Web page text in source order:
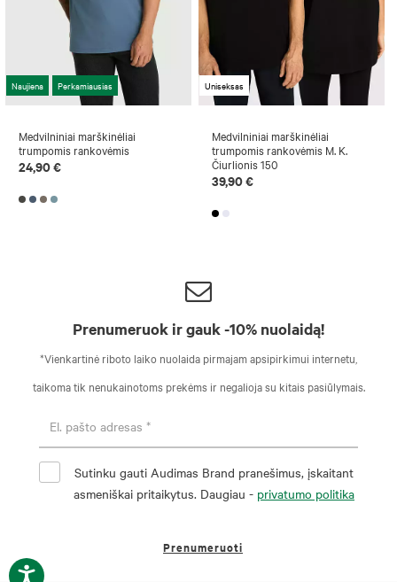
Naujiena Perkamiausias
Medvilniniai marškinėliai
trumpomis rankovėmis
24,90 €
Uniseksas
Medvilniniai marškinėliai
trumpomis rankovėmis M. K.
Čiurlionis 150
39,90 €
Prenumeruok ir gauk -10% nuolaidą!
*Vienkartinė riboto laiko nuolaida pirmajam apsipirkimui internetu,
taikoma tik nenukainotoms prekėms ir negalioja su kitais pasiūlymais.
Sutinku gauti Audimas Brand pranešimus, įskaitant
asmeniškai pritaikytus. Daugiau - privatumo politika
Prenumeruoti